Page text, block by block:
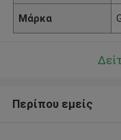
Μάρκα
Περίπου εμείς